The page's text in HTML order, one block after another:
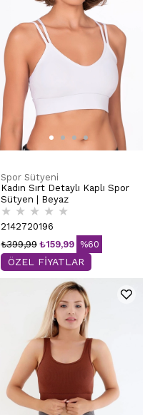
Spor Sütyeni
Kadın Sırt Detaylı Kaplı Spor
Sütyen | Beyaz
★ ★ ★ ★ ★
2142720196
₺159,99
₺399,99 %60
ÖZEL FİYATLAR